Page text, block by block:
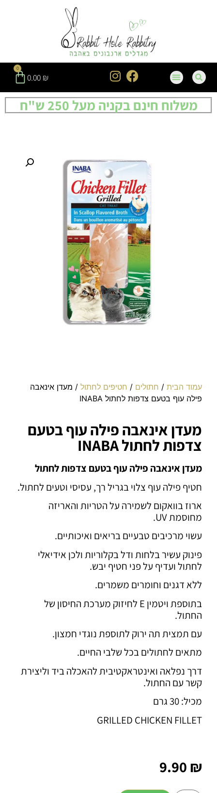
0.00 ₪
0
משלוח חינם בקניה מעל 250 ש"ח
עמוד הבית / חתולים / חטיפים לחתול / מעדן אינאבה
פילה עוף בטעם צדפות לחתול INABA
מעדן אינאבה פילה עוף בטעם
צדפות לחתול INABA
מעדן אינאבה פילה עוף בטעם צדפות לחתול
חטיף פילה עוף צלוי בגריל רך, עסיסי וטעים לחתול.
ארוז בוואקום לשמירה על הטריות והאריזה
מחוסמת UV.
עשוי מרכיבים טבעיים בריאים ואיכותיים.
פינוק עשיר בלחות ודל בקלוריות ולכן אידיאלי
לחתול ועדיף על פני חטיף יבש.
ללא דגנים וחומרים משמרים.
בתוספת ויטמין E לחיזוק מערכת החיסון של
החתול.
עם תמצית תה ירוק לתוספת נוגדי חמצון.
מתאים לחתולים בכל שלבי החיים.
דרך נפלאה ואינטראקטיבית להאכלה ביד וליצירת
קשר עם החתול.
מכיל: 30 גרם
GRILLED CHICKEN FILLET
9.90 ₪